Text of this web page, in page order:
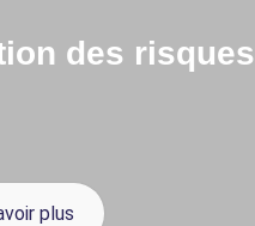
des risques
plus